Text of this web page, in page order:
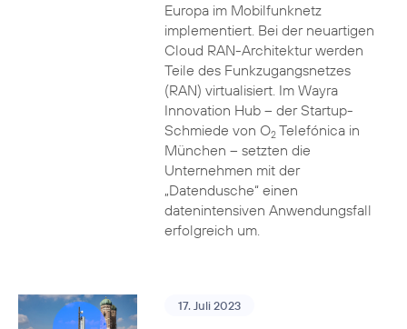
Europa im Mobilfunknetz
implementiert. Bei der neuartigen
Cloud RAN-Architektur werden
Teile des Funkzugangsnetzes
(RAN) virtualisiert. Im Wayra
Innovation Hub – der Startup-
Schmiede von O2Telefónica in
München – setzten die
Unternehmen mit der
„Datendusche“ einen
datenintensiven Anwendungsfall
erfolgreich um.
17. Juli 2023